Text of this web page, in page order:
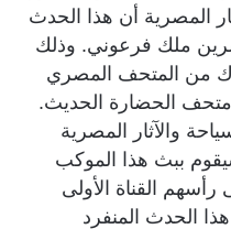
المصرية أن هذا الحدث
ملك فرعوني. وذلك
من المتحف المصري
متحف الحضارة الحديث.
والآثار المصرية
ببث هذا الموكب
وعلى رأسهم القناة الأولى
الحدث المنفرد